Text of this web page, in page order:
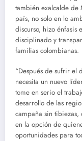
también exalcalde de
país, no solo en lo
discurso, hizo énfasis
disciplinado y
familias colombianas.
“Después de sufrir el
necesita un nuevo
tome en serio el
desarrollo de las
campaña sin tibiezas,
en la opción de
oportunidades para